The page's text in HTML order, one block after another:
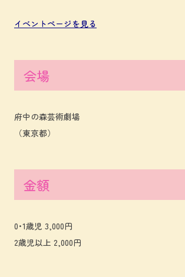
イベントページを見る
会場
府中の森芸術劇場
（東京都）
金額
0･1歳児 3,000円
2歳児以上 2,000円